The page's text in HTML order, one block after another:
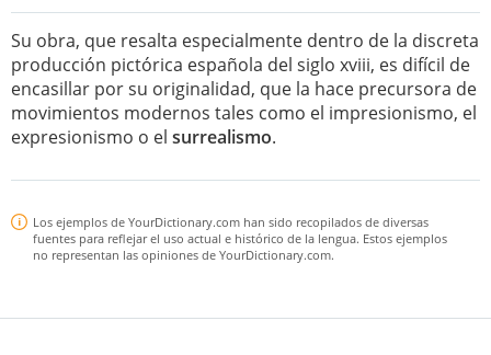
Su obra, que resalta especialmente dentro de la discreta
producción pictórica española del siglo xviii, es difícil de
encasillar por su originalidad, que la hace precursora de
movimientos modernos tales como el impresionismo, el
expresionismo o el surrealismo.
Los ejemplos de YourDictionary.com han sido recopilados de diversas
fuentes para reflejar el uso actual e histórico de la lengua. Estos ejemplos
no representan las opiniones de YourDictionary.com.